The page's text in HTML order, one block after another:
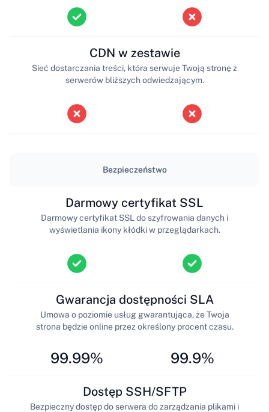
CDN w zestawie
Sieć dostarczania treści, która serwuje Twoją stronę z
serwerów bliższych odwiedzającym.
Bezpieczeństwo
Darmowy certyfikat SSL
Darmowy certyfikat SSL do szyfrowania danych i
wyświetlania ikony kłódki w przeglądarkach.
99.99%
Gwarancja dostępności SLA
Umowa o poziomie usług gwarantująca, że Twoja
strona będzie online przez określony procent czasu.
99.9%
Dostęp SSH/SFTP
Bezpieczny dostęp do serwera do zarządzania plikami i